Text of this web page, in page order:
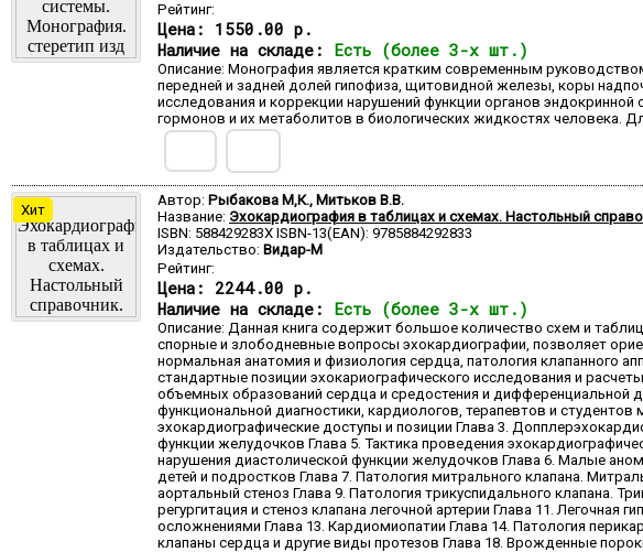
Рейтинг:
Цена: 1550.00 р.
Наличие на складе: Есть (более 3-х шт.)
Описание: Монография является кратким современным
передней и задней долей гипофиза, щитовидной железы, коры
исследования и коррекции нарушений функции органов
гормонов и их метаболитов в биологических жидкостях человека.
Хит
Автор: Рыбакова М,К., Митьков В.В.
Название: Эхокардиография в таблицах и схемах. Настольный
ISBN: 588429283X ISBN-13(EAN): 9785884292833
Издательство: Видар-М
Рейтинг:
Цена: 2244.00 р.
Наличие на складе: Есть (более 3-х шт.)
Описание: Данная книга содержит большое количество схем и
спорные и злободневные вопросы эхокардиографии, позволяет
нормальная анатомия и физиология сердца, патология клапанного
стандартные позиции эхокариографического исследования и
объемных образований сердца и средостения и дифференциальной
функциональной диагностики, кардиологов, терапевтов и
эхокардиографические доступы и позиции Глава 3.
функции желудочков Глава 5. Тактика проведения
нарушения диастолической функции желудочков Глава 6. Малые
детей и подростков Глава 7. Патология митрального клапана.
аортальный стеноз Глава 9. Патология трикуспидального клапана.
регургитация и стеноз клапана легочной артерии Глава 11.
осложнениями Глава 13. Кардиомиопатии Глава 14. Патология
клапаны сердца и другие виды протезов Глава 18. Врожденные